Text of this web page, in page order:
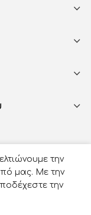
την
μας. Με την
την